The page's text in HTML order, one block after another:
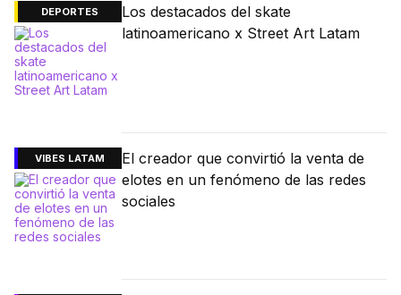
DEPORTES
Los destacados del skate
latinoamericano x Street Art Latam
VIBES LATAM
El creador que convirtió la venta de
elotes en un fenómeno de las redes
sociales